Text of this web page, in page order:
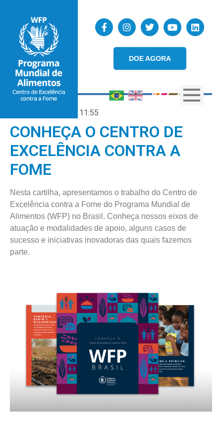
DOE AGORA
11:55
CONHEÇA O CENTRO DE
EXCELÊNCIA CONTRA A
FOME
Nesta cartilha, apresentamos o trabalho do Centro de
Excelência contra a Fome do Programa Mundial de
Alimentos (WFP) no Brasil. Conheça nossos eixos de
atuação e modalidades de apoio, alguns casos de
sucesso e iniciativas inovadoras das quais fazemos
parte.